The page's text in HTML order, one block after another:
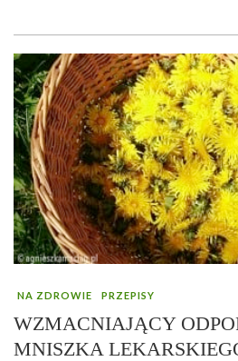
NA ZDROWIE PRZEPISY
WZMACNIAJĄCY
MNISZKA